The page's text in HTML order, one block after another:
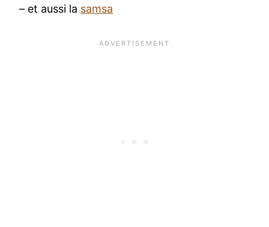
– et aussi la samsa